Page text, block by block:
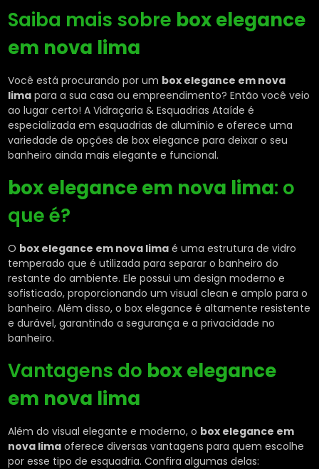
Saiba mais sobre box elegance
em nova lima
Você está procurando por um box elegance em nova
lima para a sua casa ou empreendimento? Então você veio
ao lugar certo! A Vidraçaria & Esquadrias Ataíde é
especializada em esquadrias de alumínio e oferece uma
variedade de opções de box elegance para deixar o seu
banheiro ainda mais elegante e funcional.
box elegance em nova lima: o
que é?
O box elegance em nova lima é uma estrutura de vidro
temperado que é utilizada para separar o banheiro do
restante do ambiente. Ele possui um design moderno e
sofisticado, proporcionando um visual clean e amplo para o
banheiro. Além disso, o box elegance é altamente resistente
e durável, garantindo a segurança e a privacidade no
banheiro.
Vantagens do box elegance
em nova lima
Além do visual elegante e moderno, o box elegance em
nova lima oferece diversas vantagens para quem escolhe
por esse tipo de esquadria. Confira algumas delas: